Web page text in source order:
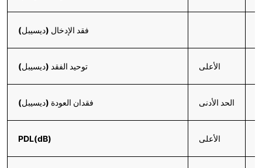
فقد الإدخال (ديسيبل)
توحيد الفقد (ديسيبل) الأعلى
فقدان العودة (ديسيبل) الحد الأدنى
PDL(dB) الأعلى